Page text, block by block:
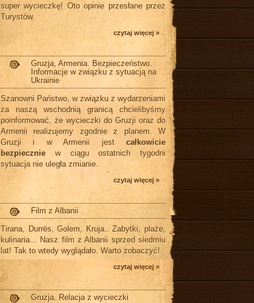
super wycieczkę! Oto opinie przesłane przez
Turystów.
czytaj więcej »
Gruzja, Armenia. Bezpieczeństwo.
Informacje w związku z sytuacją na
Ukrainie
Szanowni Państwo, w związku z wydarzeniami
za naszą wschodnią granicą chcielibyśmy
poinformować, że wycieczki do Gruzji oraz do
Armenii realizujemy zgodnie z planem. W
Gruzji i w Armenii jest całkowicie
bezpiecznie w ciągu ostatnich tygodni
sytuacja nie uległa zmianie.
czytaj więcej »
Film z Albanii
Tirana, Durrës, Golem, Kruja.. Zabytki, plaże,
kulinaria... Nasz film z Albanii sprzed siedmiu
lat! Tak to wtedy wyglądało. Warto zobaczyć!
czytaj więcej »
Gruzja. Relacja z wycieczki